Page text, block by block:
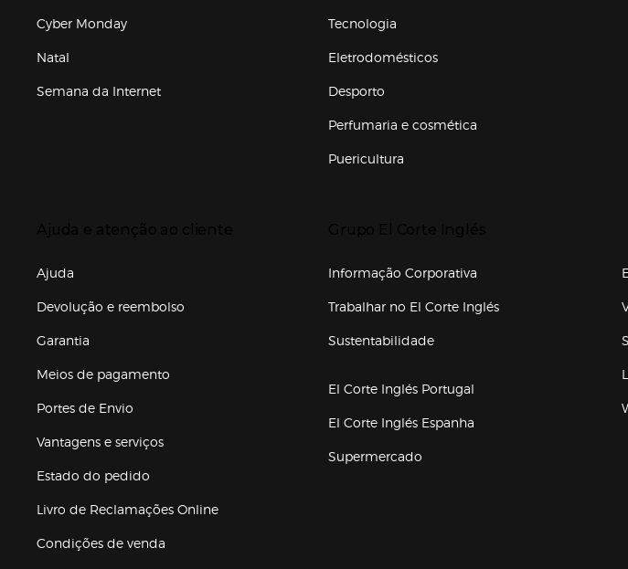
Cyber Monday
Natal
Semana da Internet
Tecnologia
Eletrodomésticos
Desporto
Perfumaria e cosmética
Puericultura
Ajuda
Devolução e reembolso
Garantia
Meios de pagamento
Portes de Envio
Vantagens e serviços
Estado do pedido
Livro de Reclamações Online
Condições de venda
Informação Corporativa
Trabalhar no El Corte Inglés(abre en nueva
Sustentabilidade
El Corte Inglés Portugal
El Corte Inglés Espanha
Supermercado
Enlaces de grupo el corte inglés